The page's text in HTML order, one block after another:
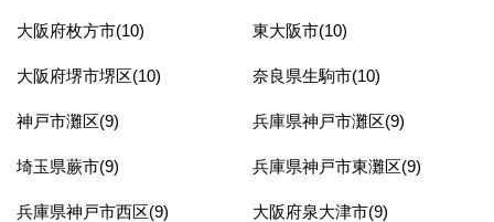
大阪府枚方市(10) 東大阪市(10)
大阪府堺市堺区(10) 奈良県生駒市(10)
神戸市灘区(9) 兵庫県神戸市灘区(9)
埼玉県蕨市(9) 兵庫県神戸市東灘区(9)
兵庫県神戸市西区(9) 大阪府泉大津市(9)